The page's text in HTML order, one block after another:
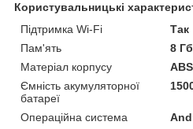
Користувальницькі
Підтримка Wi-Fi
Так
Пам'ять
8 Гб
Матеріал корпусу
Ємність акумуляторної
батареї
Операційна система